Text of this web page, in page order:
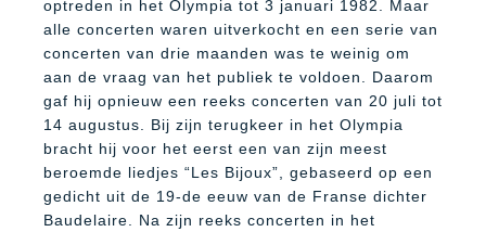
optreden in het Olympia tot 3 januari 1982. Maar
alle concerten waren uitverkocht en een serie van
concerten van drie maanden was te weinig om
aan de vraag van het publiek te voldoen. Daarom
gaf hij opnieuw een reeks concerten van 20 juli tot
14 augustus. Bij zijn terugkeer in het Olympia
bracht hij voor het eerst een van zijn meest
beroemde liedjes “Les Bijoux”, gebaseerd op een
gedicht uit de 19-de eeuw van de Franse dichter
Baudelaire. Na zijn reeks concerten in het